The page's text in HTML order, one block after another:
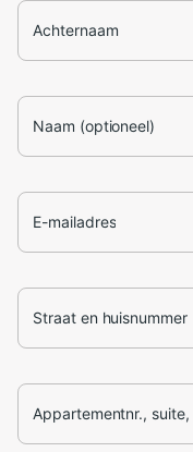
Achternaam
Naam (optioneel)
E-mailadres
Straat en huisnummer
Appartementnr.,